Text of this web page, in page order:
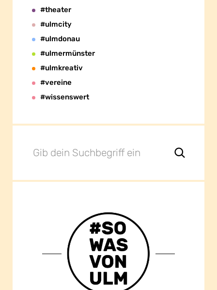
#theater
#ulmcity
#ulmdonau
#ulmermünster
#ulmkreativ
#vereine
#wissenswert